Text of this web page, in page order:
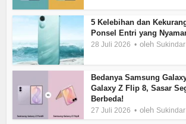
5 Kelebihan dan
Ponsel Entri yang
28 Juli 2026 oleh Sukindar
Bedanya Samsung
Galaxy Z Flip 8, Sasar
Berbeda!
27 Juli 2026 oleh Sukindar